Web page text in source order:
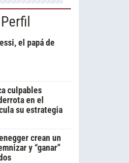
el papá de
culpables
en el
su estrategia
crean un
y “ganar”